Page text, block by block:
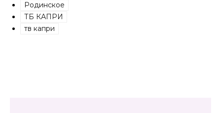
Родинское
ТБ КАПРИ
тв капри